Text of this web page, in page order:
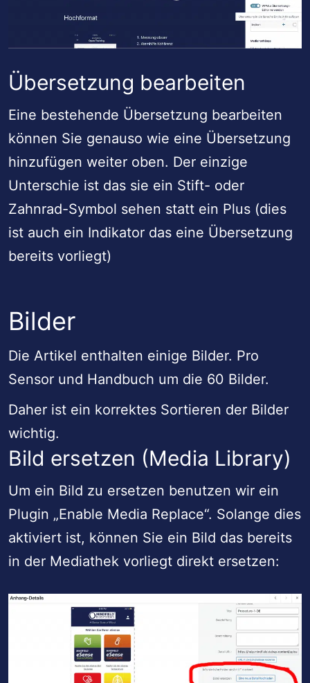
Übersetzung bearbeiten
Eine bestehende Übersetzung bearbeiten
können Sie genauso wie eine Übersetzung
hinzufügen weiter oben. Der einzige
Unterschie ist das sie ein Stift- oder
Zahnrad-Symbol sehen statt ein Plus (dies
ist auch ein Indikator das eine Übersetzung
bereits vorliegt)
Bilder
Die Artikel enthalten einige Bilder. Pro
Sensor und Handbuch um die 60 Bilder.
Daher ist ein korrektes Sortieren der Bilder
wichtig.
Bild ersetzen (Media Library)
Um ein Bild zu ersetzen benutzen wir ein
Plugin „Enable Media Replace“. Solange dies
aktiviert ist, können Sie ein Bild das bereits
in der Mediathek vorliegt direkt ersetzen: